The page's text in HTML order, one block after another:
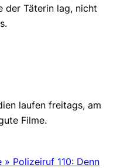
der Täterin lag, nicht
laufen freitags, am
Filme.
» Polizeiruf 110: Denn